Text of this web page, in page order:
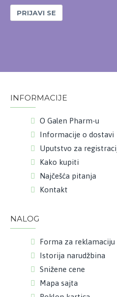
PRIJAVI SE
INFORMACIJE
O Galen Pharm-u
Informacije o dostavi
Uputstvo za
Kako kupiti
Najčešća pitanja
Kontakt
NALOG
Forma za reklamaciju
Istorija narudžbina
Snižene cene
Mapa sajta